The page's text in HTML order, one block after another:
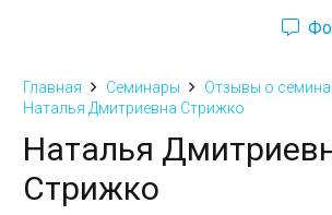
Главная Семинары
Отзывы о
Наталья Дмитриевна Стрижко
Наталья
Стрижко